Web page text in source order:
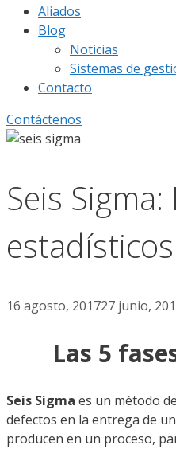
Aliados
Blog
Noticias
Sistemas de
Contacto
Contáctenos
Seis
estadísticos
16 agosto, 201727 junio,
Las 5
Seis Sigma es un método
defectos en la entrega de
producen en un proceso,